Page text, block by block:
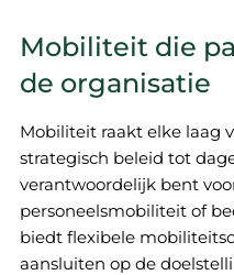
Mobiliteit die
de organisatie
Mobiliteit raakt elke laag
strategisch beleid tot
verantwoordelijk bent
personeelsmobiliteit of
biedt flexibele
aansluiten op de